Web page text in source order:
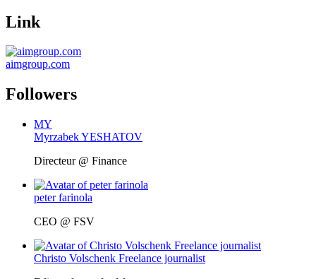
Link
aimgroup.com
Followers
MY
Myrzabek YESHATOV
Directeur @ Finance
peter farinola
CEO @ FSV
Christo Volschenk Freelance journalist